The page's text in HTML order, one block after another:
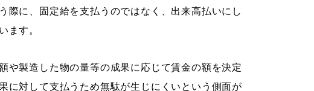
際に、固定給を支払うのではなく、出来高払いにし
ます。
や製造した物の量等の成果に応じて賃金の額を決定
に対して支払うため無駄が生じにくいという側面が